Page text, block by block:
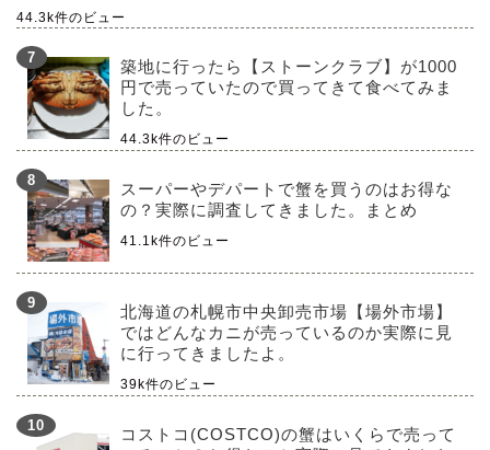
44.3k件のビュー
築地に行ったら【ストーンクラブ】が1000
円で売っていたので買ってきて食べてみま
した。
44.3k件のビュー
スーパーやデパートで蟹を買うのはお得な
の？実際に調査してきました。まとめ
41.1k件のビュー
北海道の札幌市中央卸売市場【場外市場】
ではどんなカニが売っているのか実際に見
に行ってきましたよ。
39k件のビュー
コストコ(COSTCO)の蟹はいくらで売って